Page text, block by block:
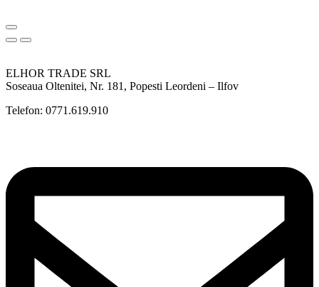
ELHOR TRADE SRL
Soseaua Oltenitei, Nr. 181, Popesti Leordeni – Ilfov
Telefon: 0771.619.910